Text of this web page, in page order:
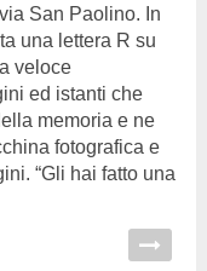
San Paolino. In
una lettera R su
veloce
ed istanti che
memoria e ne
fotografica e
“Gli hai fatto una